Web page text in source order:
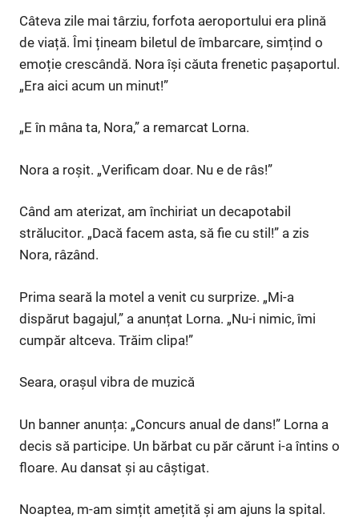
Câteva zile mai târziu, forfota aeroportului era plină
de viață. Îmi țineam biletul de îmbarcare, simțind o
emoție crescândă. Nora își căuta frenetic pașaportul.
„Era aici acum un minut!”
„E în mâna ta, Nora,” a remarcat Lorna.
Nora a roșit. „Verificam doar. Nu e de râs!”
Când am aterizat, am închiriat un decapotabil
strălucitor. „Dacă facem asta, să fie cu stil!” a zis
Nora, râzând.
Prima seară la motel a venit cu surprize. „Mi-a
dispărut bagajul,” a anunțat Lorna. „Nu-i nimic, îmi
cumpăr altceva. Trăim clipa!”
Seara, orașul vibra de muzică
Un banner anunța: „Concurs anual de dans!” Lorna a
decis să participe. Un bărbat cu păr cărunt i-a întins o
floare. Au dansat și au câștigat.
Noaptea, m-am simțit amețită și am ajuns la spital.